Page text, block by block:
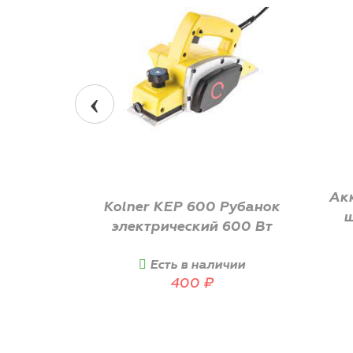
Kolner KEP 600 Рубанок
электрический 600 Вт
Есть в наличии
400 ₽